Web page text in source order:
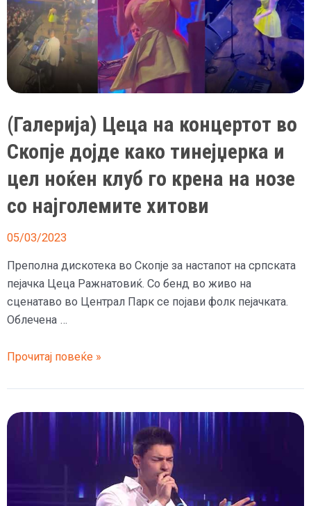
домот
на
Ражанатовиќ
внукот
(Галерија) Цеца на концертот во
Скопје дојде како тинејџерка и
цел ноќен клуб го крена на нозе
со најголемите хитови
05/03/2023
Преполна дискотека во Скопје за настапот на српската
пејачка Цеца Ражнатовиќ. Со бенд во живо на
сценатаво во Централ Парк се појави фолк пејачката.
Облечена …
(Галерија)
на
концертот
во
Прочитај повеќе »